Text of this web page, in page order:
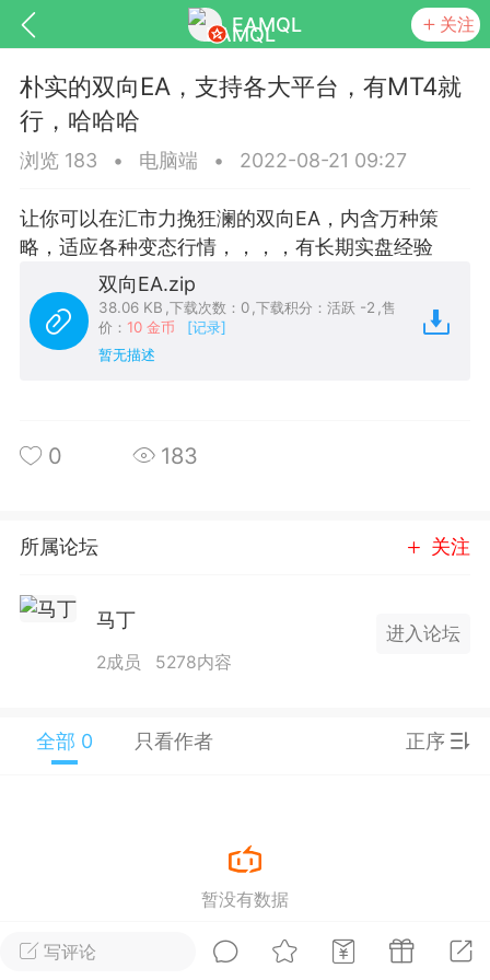
EAMQL 关注
匿名树洞 发起挑战 幸运转盘
Lv.9 神隐会员 靓号
EA+
电脑端 趋势
黄金一次一单1.0你们期待的一次一单
59 3.4k
EA+
EA 增加货币版EA
写评论
朴实的双向EA，支持各大平台，有MT4就
行，哈哈哈
浏览 183 • 电脑端 • 2022-08-21 09:27
让你可以在汇市力挽狂澜的双向EA，内含万种策
略，适应各种变态行情，，，，有长期实盘经验
双向EA.zip
38.06 KB ,下载次数：0 ,下载积分：活跃 -2 ,售
价： 10 金币
[记录]
暂无描述
0 183
所属论坛 关注
马丁
2成员 5278内容
进入论坛
全部 0 只看作者 正序
暂没有数据